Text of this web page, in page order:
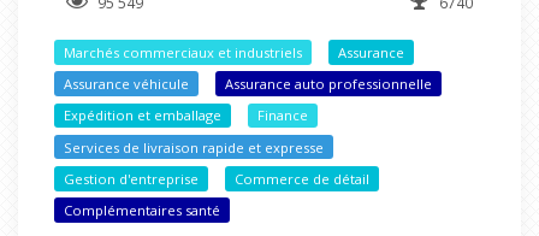
Marchés commerciaux et industriels
Assurance
Assurance véhicule
Assurance auto professionnelle
Expédition et emballage
Finance
Services de livraison rapide et expresse
Gestion d'entreprise
Commerce de détail
Complémentaires santé